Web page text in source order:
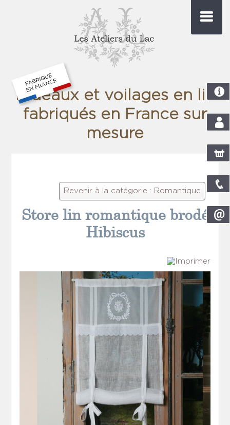
Rideaux et voilages en lin
fabriqués en France sur
mesure
Revenir à la catégorie : Romantique
Store lin romantique brodé
Hibiscus